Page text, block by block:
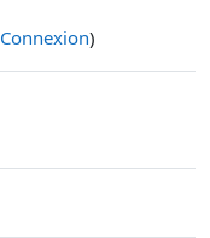
Connexion)